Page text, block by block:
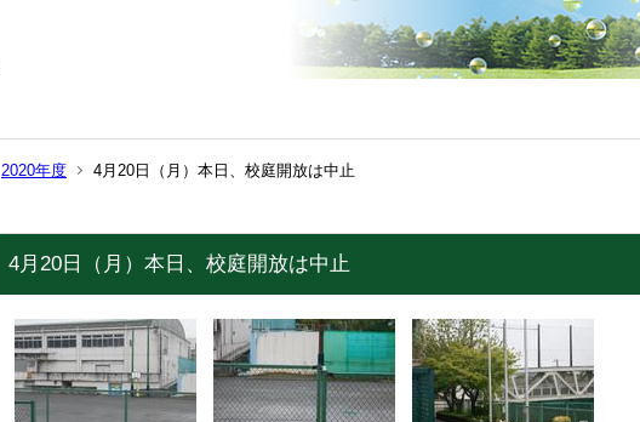
2020年度 4月20日（月）本日、校庭開放は中止
4月20日（月）本日、校庭開放は中止